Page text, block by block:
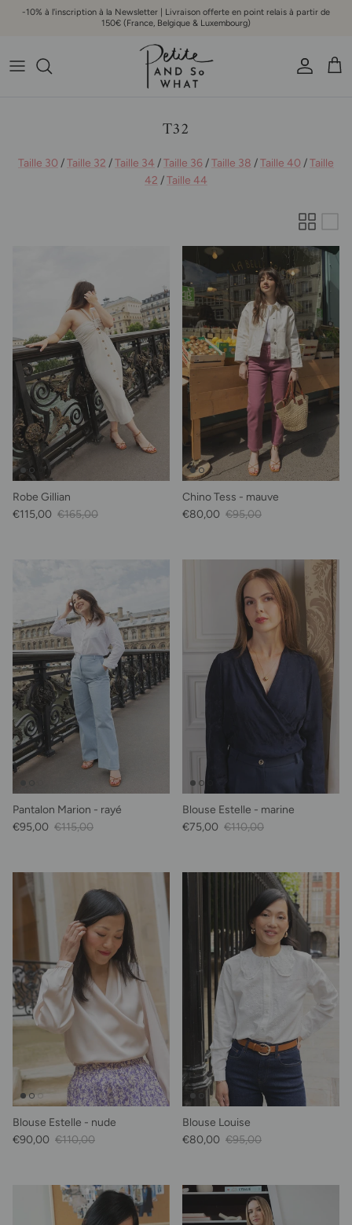
Aller au contenu
-10% à l'inscription à la Newsletter | Livraison offerte en point relais à partir de
150€ (France, Belgique & Luxembourg)
Compte
T32
Taille 30 /Taille 32 /Taille 34 /Taille 36 /Taille 38 /Taille 40 /Taille
42 /Taille 44
Robe Gillian
Prix soldé
€115,00 Prix habituel
€165,00
Chino Tess - mauve
Prix soldé
€80,00 Prix habituel
€95,00
Pantalon Marion - rayé
Prix soldé
€95,00 Prix habituel
€115,00
Blouse Estelle - marine
Prix soldé
€75,00 Prix habituel
€110,00
Blouse Estelle - nude
Prix soldé
€90,00 Prix habituel
€110,00
Blouse Louise
Prix soldé
€80,00 Prix habituel
€95,00